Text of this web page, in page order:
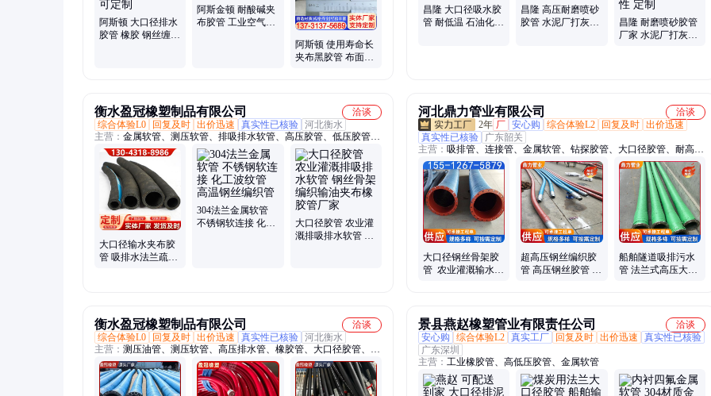
气橡胶软管、大口径法兰橡胶吸排管
阿斯顿 大口径排水
胶管 橡胶 钢丝缠绕
阿斯金顿 耐酸碱夹
布胶管 工业空气低
阿斯顿 使用寿命长
夹布黑胶管 布面橡
昌隆 大口径吸水胶
管 耐低温 石油化工
昌隆 高压耐磨喷砂
胶管 水泥厂打灰输
昌隆 耐磨喷砂胶管
厂家 水泥厂打灰输
衡水盈冠橡塑制品有限公司
洽谈
综合体验L0
回复及时 出价迅速 真实性已核验 河北衡水
主营： 金属软管、测压软管、排吸排水软管、高压胶管、低压胶管、
大口径胶管、夹布胶管、耐酸碱法兰胶管、输油排水橡胶管、工业橡
胶管、金属波纹管、钢丝编织管、钢丝波纹管
大口径输水夹布胶
管 吸排水法兰疏浚
304法兰金属软管
不锈钢软连接 化工
大口径胶管 农业灌
溉排吸排水软管 钢
河北鼎力管业有限公司
洽谈
2年 厂 安心购 综合体验L2 回复及时 出价迅速
真实性已核验
广东韶关
主营： 吸排管、连接管、金属软管、钻探胶管、大口径胶管、耐高压
橡胶管、橡胶软连接、金属波纹管、编织夹布吸水管
大口径钢丝骨架胶
管 农业灌溉输水软
超高压钢丝编织胶
管 高压钢丝胶管 管
船舶隧道吸排污水
管 法兰式高压大口
衡水盈冠橡塑制品有限公司
洽谈
综合体验L0
回复及时 出价迅速 真实性已核验 河北衡水
主营： 测压油管、测压软管、高压排水管、橡胶管、大口径胶管、法
兰夹布输水胶、法兰夹布输水管、连接管定制、压力表连接管、高压
测压管线、尼龙树脂软管、液压编织缠绕管
景县燕赵橡塑管业有限责任公司
洽谈
安心购
综合体验L2 真实工厂 回复及时 出价迅速
真实性已核验
广东深圳
主营： 工业橡胶管、高低压胶管、金属软管